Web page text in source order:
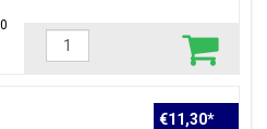
€11,30*